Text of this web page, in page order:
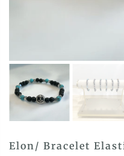
Elon/ Bracelet